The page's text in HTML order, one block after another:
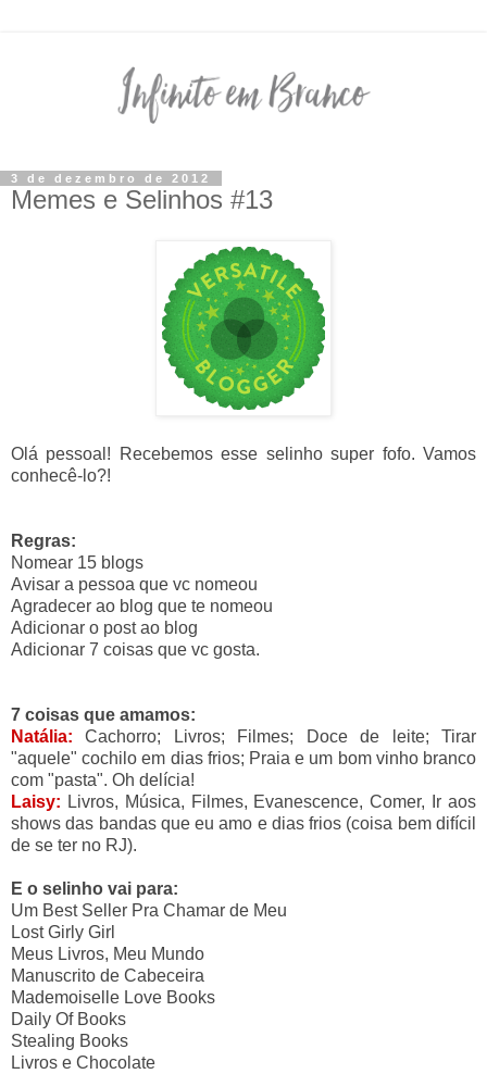
3 de dezembro de 2012
Memes e Selinhos #13
Olá pessoal! Recebemos esse selinho super fofo. Vamos
conhecê-lo?!
Regras:
Nomear 15 blogs
Avisar a pessoa que vc nomeou
Agradecer ao blog que te nomeou
Adicionar o post ao blog
Adicionar 7 coisas que vc gosta.
7 coisas que amamos:
Natália: Cachorro; Livros; Filmes; Doce de leite; Tirar
"aquele" cochilo em dias frios; Praia e um bom vinho branco
com "pasta". Oh delícia!
Laisy: Livros, Música, Filmes, Evanescence, Comer, Ir aos
shows das bandas que eu amo e dias frios (coisa bem difícil
de se ter no RJ).
E o selinho vai para:
Um Best Seller Pra Chamar de Meu
Lost Girly Girl
Meus Livros, Meu Mundo
Manuscrito de Cabeceira
Mademoiselle Love Books
Daily Of Books
Stealing Books
Livros e Chocolate